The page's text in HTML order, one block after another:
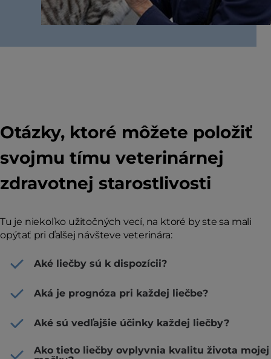
Otázky, ktoré môžete položiť
svojmu tímu veterinárnej
zdravotnej starostlivosti
Tu je niekoľko užitočných vecí, na ktoré by ste sa mali
opýtať pri ďalšej návšteve veterinára:
Aké liečby sú k dispozícii?
Aká je prognóza pri každej liečbe?
Aké sú vedľajšie účinky každej liečby?
Ako tieto liečby ovplyvnia kvalitu života mojej